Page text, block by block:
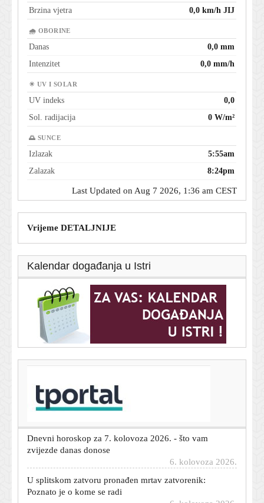
Brzina vjetra 0,0 km/h JIJ
🌧 OBORINE
Danas
0,0 mm
Intenzitet
0,0 mm/h
☀ UV I SOLAR
UV indeks
0,0
Sol. radijacija
0 W/m²
🌅 SUNCE
Izlazak
5:55am
Zalazak
8:24pm
Last Updated on Aug 7 2026, 1:36 am CEST
Vrijeme DETALJNIJE
Kalendar događanja u Istri
T-portal.hr
U Italiji upozorenja zbog vrućine, Mađarska i
Rumunjska gase javnu rasvjetu
zvijezde danas donose
U splitskom zatvoru pronađen mrtav zatvorenik:
Poznato je o kome se radi